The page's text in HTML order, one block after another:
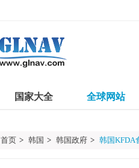
国家大全 全球网站
首页 > 韩国 > 韩国政府 > 韩国KFDA